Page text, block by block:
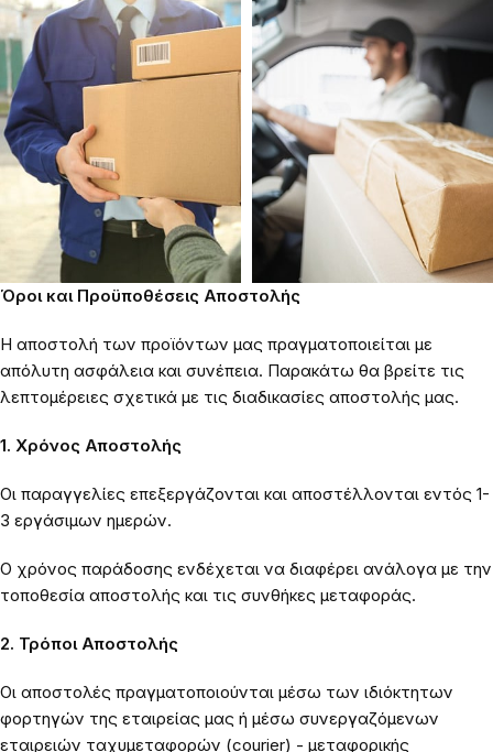
Όροι και Προϋποθέσεις Αποστολής
Η αποστολή των προϊόντων μας πραγματοποιείται με
απόλυτη ασφάλεια και συνέπεια. Παρακάτω θα βρείτε τις
λεπτομέρειες σχετικά με τις διαδικασίες αποστολής μας.
1. Χρόνος Αποστολής
Οι παραγγελίες επεξεργάζονται και αποστέλλονται εντός 1-
3 εργάσιμων ημερών.
Ο χρόνος παράδοσης ενδέχεται να διαφέρει ανάλογα με την
τοποθεσία αποστολής και τις συνθήκες μεταφοράς.
2. Τρόποι Αποστολής
Οι αποστολές πραγματοποιούνται μέσω των ιδιόκτητων
φορτηγών της εταιρείας μας ή μέσω συνεργαζόμενων
εταιρειών ταχυμεταφορών (courier) - μεταφορικής